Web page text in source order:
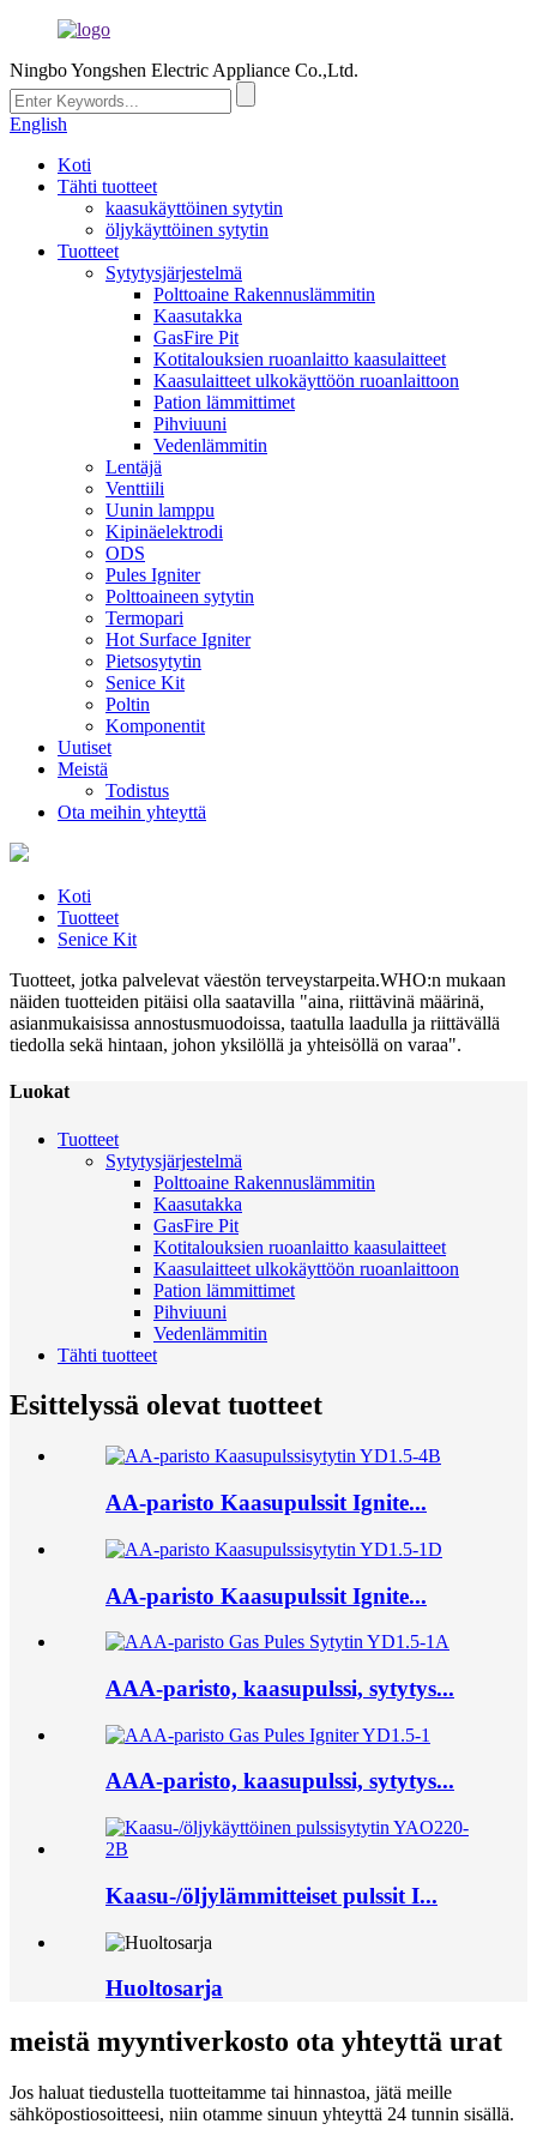
Ningbo Yongshen Electric Appliance Co.,Ltd.
English
Koti
Tähti tuotteet
kaasukäyttöinen sytytin
öljykäyttöinen sytytin
Tuotteet
Sytytysjärjestelmä
Polttoaine Rakennuslämmitin
Kaasutakka
GasFire Pit
Kotitalouksien ruoanlaitto kaasulaitteet
Kaasulaitteet ulkokäyttöön ruoanlaittoon
Pation lämmittimet
Pihviuuni
Vedenlämmitin
Lentäjä
Venttiili
Uunin lamppu
Kipinäelektrodi
ODS
Pules Igniter
Polttoaineen sytytin
Termopari
Hot Surface Igniter
Pietsosytytin
Senice Kit
Poltin
Komponentit
Uutiset
Meistä
Todistus
Ota meihin yhteyttä
Koti
Tuotteet
Senice Kit
Tuotteet, jotka palvelevat väestön terveystarpeita.WHO:n mukaan
näiden tuotteiden pitäisi olla saatavilla "aina, riittävinä määrinä,
asianmukaisissa annostusmuodoissa, taatulla laadulla ja riittävällä
tiedolla sekä hintaan, johon yksilöllä ja yhteisöllä on varaa".
Luokat
Tuotteet
Sytytysjärjestelmä
Polttoaine Rakennuslämmitin
Kaasutakka
GasFire Pit
Kotitalouksien ruoanlaitto kaasulaitteet
Kaasulaitteet ulkokäyttöön ruoanlaittoon
Pation lämmittimet
Pihviuuni
Vedenlämmitin
Tähti tuotteet
Esittelyssä olevat tuotteet
AA-paristo Kaasupulssit Ignite...
AA-paristo Kaasupulssit Ignite...
AAA-paristo, kaasupulssi, sytytys...
AAA-paristo, kaasupulssi, sytytys...
Kaasu-/öljylämmitteiset pulssit I...
Huoltosarja
meistä myyntiverkosto ota yhteyttä urat
Jos haluat tiedustella tuotteitamme tai hinnastoa, jätä meille
sähköpostiosoitteesi, niin otamme sinuun yhteyttä 24 tunnin sisällä.